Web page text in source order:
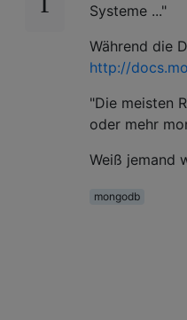
Systeme ..."
Während die
http://
"Die meisten
oder mehr
Weiß jemand
mongodb